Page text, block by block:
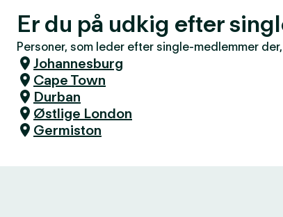
Er du på udkig efter
Personer, som leder efter single-medlemmer
Johannesburg
Cape Town
Durban
Østlige London
Germiston